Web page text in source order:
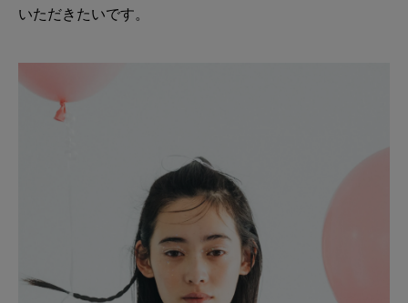
いただきたいです。